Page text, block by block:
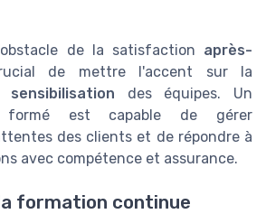
de la satisfaction après-
de mettre l'accent sur la
sensibilisation des équipes. Un
formé est capable de gérer
des clients et de répondre à
avec compétence et assurance.
formation continue